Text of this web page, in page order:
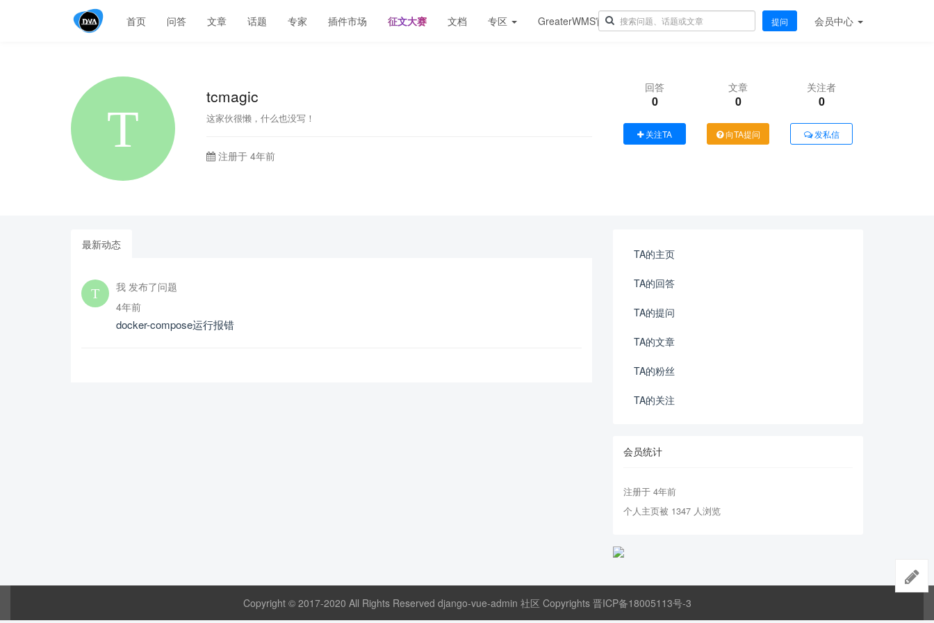
首页 问答 文章 话题 专家 插件市场 征文大赛 文档 专区 GreaterWMS官网 提问 会员中心
tcmagic
这家伙很懒，什么也没写！
注册于 4年前
回答
0
文章
0
关注者
0
关注TA 向TA提问 发私信
最新动态
我 发布了问题
4年前
docker-compose运行报错
TA的主页
TA的回答
TA的提问
TA的文章
TA的粉丝
TA的关注
会员统计
注册于 4年前
个人主页被 1347 人浏览
Copyright © 2017-2020 All Rights Reserved django-vue-admin 社区 Copyrights 晋ICP备18005113号-3